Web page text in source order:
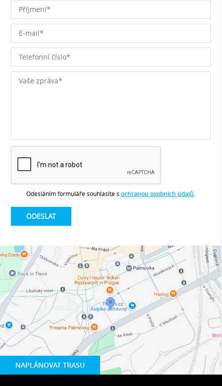
NAPLÁNOVAT TRASU
Odesláním formuláře souhlasíte s ochranou osobních údajů.